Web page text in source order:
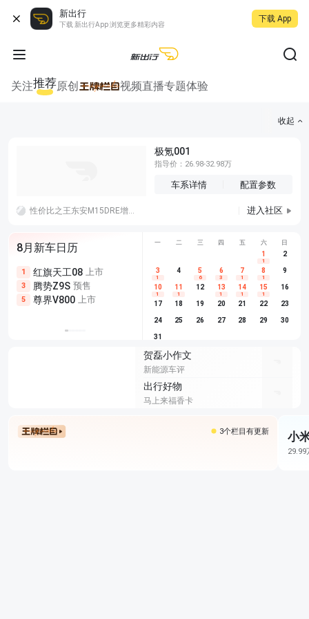
新出行
下载 新出行App 浏览更多精彩内容
下载 App
关注推荐原创 视频直播专题体验
收起
极氪001
指导价：26.98-32.98万
车系详情 配置参数
性价比之王东安M15DRE增程器，为发电而生的发动机，只要8000左右。暴利确实挺暴利。 进入社区
8月新车日历
1 红旗天工08 上市
3 腾势Z9S 预售
5 尊界V800 上市
尊界V680 上市
享界G9 预售
别克至境L7 预售
埃安
长城H10
深蓝S05
一 二 三 四 五 六 日
1
1
2
3
1
4 5
6
6
3
7
1
8
1
9
10
1
11
1
12 13
1
14
1
15
1
16
17 18 19 20 21 22 23
24 25 26 27 28 29 30
31
贺磊小作文
新能源车评
出行好物
马上来福香卡
3个栏目有更新 小
29.99